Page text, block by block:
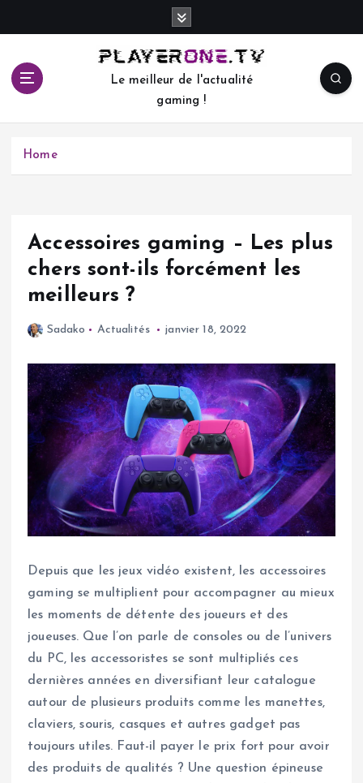
c
Le meilleur de l'actualité
gaming !
Home
Accessoires gaming – Les plus
chers sont-ils forcément les
meilleurs ?
Sadako Actualités janvier 18, 2022
Depuis que les jeux vidéo existent, les accessoires
gaming se multiplient pour accompagner au mieux
les moments de détente des joueurs et des
joueuses. Que l’on parle de consoles ou de l’univers
du PC, les accessoristes se sont multipliés ces
dernières années en diversifiant leur catalogue
autour de plusieurs produits comme les manettes,
claviers, souris, casques et autres gadget pas
toujours utiles. Faut-il payer le prix fort pour avoir
des produits de qualités ? Une question épineuse